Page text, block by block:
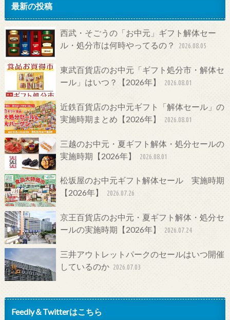
最新の投稿
西武・そごうの「お中元」ギフト解体セー
ル・処分市は何時やってるの？
2026.08.05
東武百貨店のお中元「ギフト処分市・解体セ
ール」はいつ？【2026年】
2026.08.01
近鉄百貨店のお中元ギフト「解体セール」の
実施時期まとめ【2026年】
2026.08.01
三越のお中元・夏ギフト解体・処分セールの
実施時期【2026年】
2026.08.01
松坂屋のお中元ギフト解体セール 実施時期
【2026年】
2026.07.26
京王百貨店のお中元・夏ギフト解体・処分セ
ールの実施時期【2026年】
2026.07.24
三井アウトレットパークのセールはいつ開催
しているのか 2026.07.03
Feedly＆Twitterはこちら